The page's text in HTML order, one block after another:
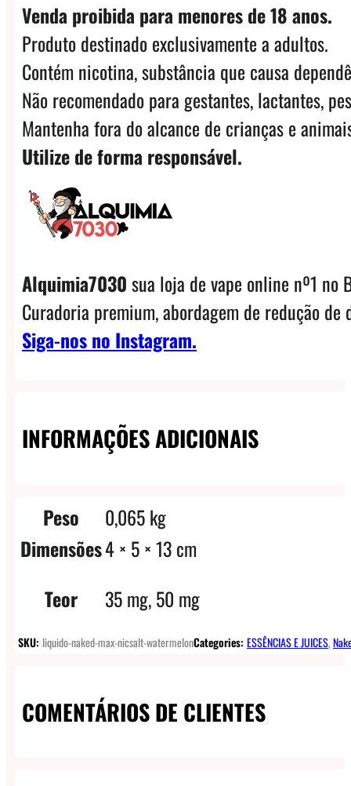
Venda proibida para menores de 18 anos.
Produto destinado exclusivamente a adultos.
Contém nicotina, substância que causa
Não recomendado para gestantes, lactantes,
Mantenha fora do alcance de crianças e
Utilize de forma responsável.
Alquimia7030sua loja de vape online nº1 no
Curadoria premium, abordagem de redução
Siga-nos no Instagram.
INFORMAÇÕES ADICIONAIS
Peso
0,065 kg
Dimensões4 × 5 × 13 cm
Teor
35 mg, 50 mg
SKU: liquido-naked-max-nicsalt-watermelonCategories: ESSÊNCIAS E JUICES,
COMENTÁRIOS DE CLIENTES